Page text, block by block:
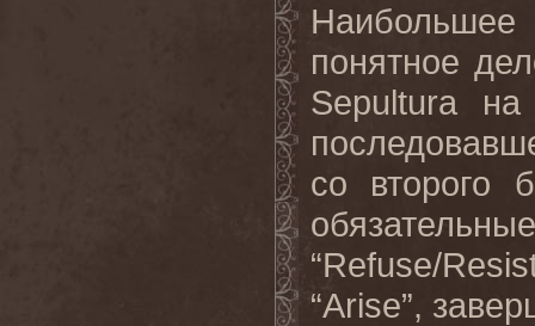
понятное
Sepultura
со второго
“Refuse/
“Arise”,